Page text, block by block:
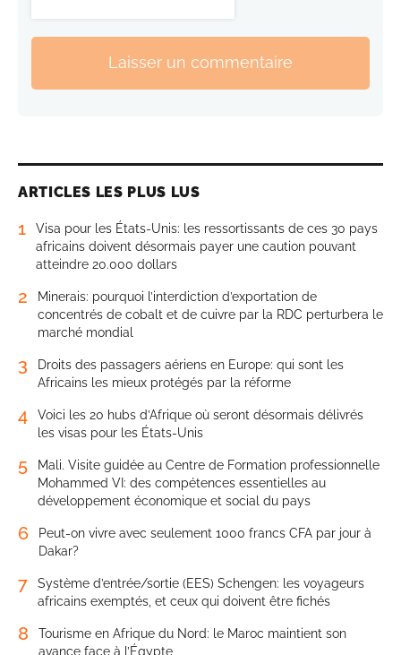
Laisser un commentaire
ARTICLES LES PLUS LUS
1
Visa pour les États-Unis: les ressortissants de ces 30 pays
africains doivent désormais payer une caution pouvant
atteindre 20.000 dollars
2
Minerais: pourquoi l’interdiction d’exportation de
concentrés de cobalt et de cuivre par la RDC perturbera le
marché mondial
3
Droits des passagers aériens en Europe: qui sont les
Africains les mieux protégés par la réforme
4
Voici les 20 hubs d’Afrique où seront désormais délivrés
les visas pour les États-Unis
5
Mali. Visite guidée au Centre de Formation professionnelle
Mohammed VI: des compétences essentielles au
développement économique et social du pays
6
Peut-on vivre avec seulement 1000 francs CFA par jour à
Dakar?
7
Système d’entrée/sortie (EES) Schengen: les voyageurs
africains exemptés, et ceux qui doivent être fichés
8
Tourisme en Afrique du Nord: le Maroc maintient son
avance face à l’Égypte